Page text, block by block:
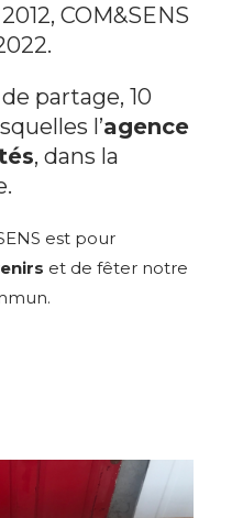
COM&SENS
partage, 10
l’agence
, dans la
est pour
et de fêter notre